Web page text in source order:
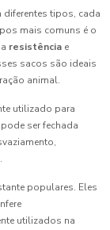
tipos, cada
mais comuns é o
resistência e
sacos são ideais
animal.
utilizado para
ser fechada
populares. Eles
utilizados na